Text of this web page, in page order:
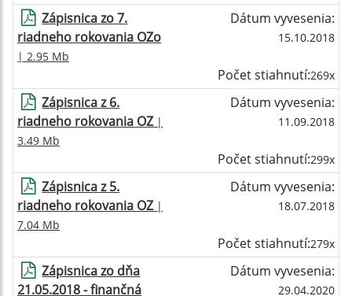
Zápisnica zo 7.
riadneho rokovania OZo
| 2.95 Mb
Dátum vyvesenia:
15.10.2018
Počet stiahnutí:269x
Zápisnica z 6.
riadneho rokovania OZ|
3.49 Mb
Dátum vyvesenia:
11.09.2018
Počet stiahnutí:299x
Zápisnica z 5.
riadneho rokovania OZ|
7.04 Mb
Dátum vyvesenia:
18.07.2018
Počet stiahnutí:279x
Zápisnica zo dňa
21.05.2018 - finančná
Dátum vyvesenia:
29.04.2020